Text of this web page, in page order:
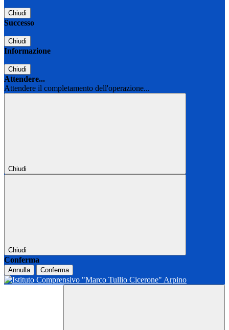
Chiudi
Successo
Chiudi
Informazione
Chiudi
Attendere...
Attendere il completamento dell'operazione...
Chiudi
Chiudi
Conferma
Annulla Conferma